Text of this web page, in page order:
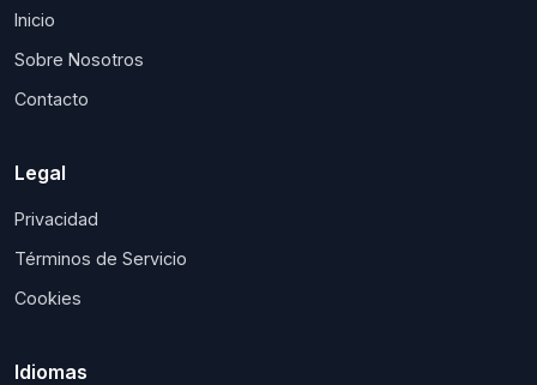
Inicio
Sobre Nosotros
Contacto
Legal
Privacidad
Términos de Servicio
Cookies
Idiomas